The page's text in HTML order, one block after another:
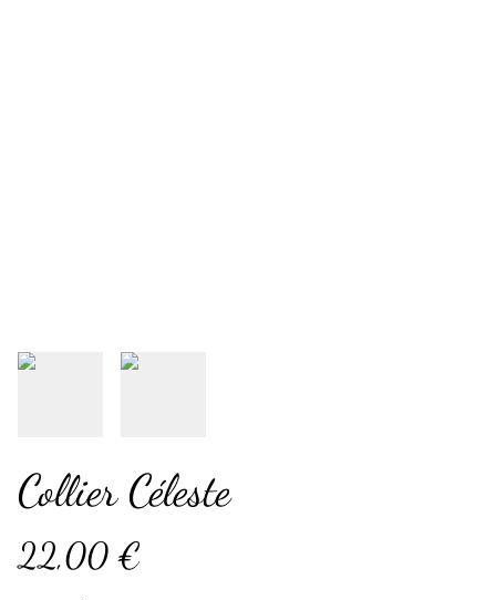
Collier Céleste
22,00 €